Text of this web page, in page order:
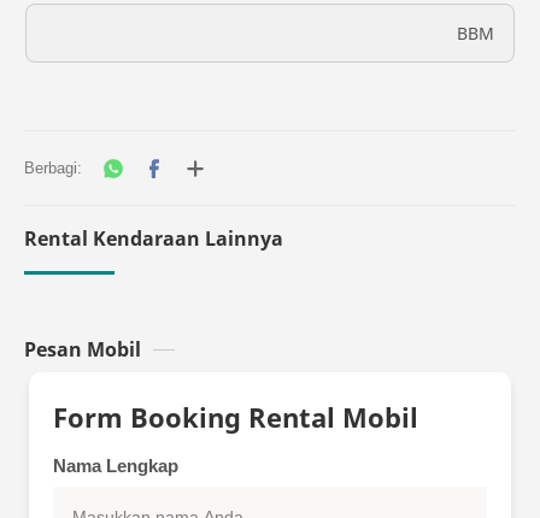
BBM
Rental Kendaraan Lainnya
Pesan Mobil
Form Booking Rental Mobil
Nama Lengkap